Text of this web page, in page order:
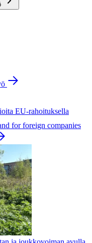
EU-rahoituksella
for foreign companies